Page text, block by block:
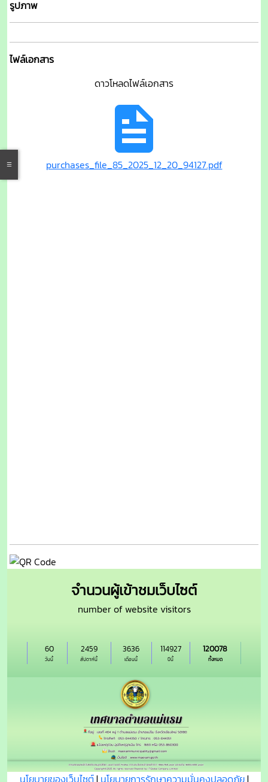
รูปภาพ
ไฟล์เอกสาร
ดาวโหลดไฟล์เอกสาร
purchases_file_85_2025_12_20_94127.pdf
จำนวนผู้เข้าชมเว็บไซต์
number of website visitors
วันนี้
60
สัปดาห์นี้
2459
เดือนนี้
3636
ปีนี้
114927
ทั้งหมด
120078